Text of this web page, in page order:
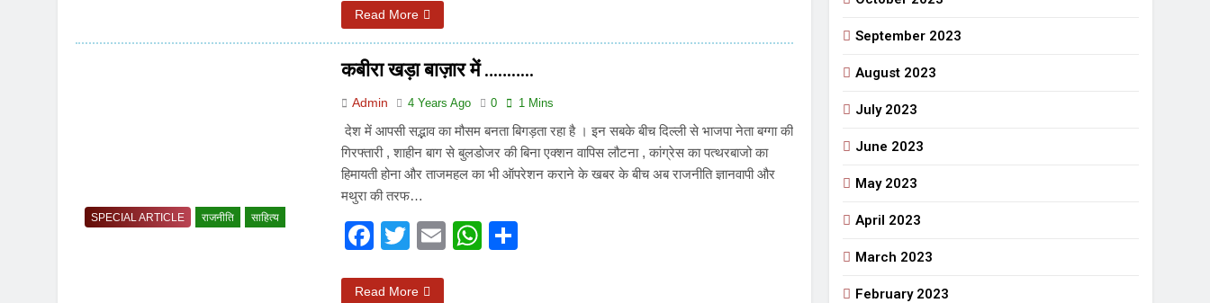
Read More
SPECIAL ARTICLE राजनीति साहित्य
कबीरा खड़ा बाज़ार में ………..
Admin 4 Years Ago 0 1 Mins
देश में आपसी सद्भाव का मौसम बनता बिगड़ता रहा है । इन सबके बीच दिल्ली से भाजपा नेता बग्गा की
गिरफ्तारी , शाहीन बाग से बुलडोजर की बिना एक्शन वापिस लौटना , कांग्रेस का पत्थरबाजो का
हिमायती होना और ताजमहल का भी ऑपरेशन कराने के खबर के बीच अब राजनीति ज्ञानवापी और
मथुरा की तरफ…
Facebook
Twitter
EmailWhatsApp
Read More
September 2023
August 2023
July 2023
June 2023
May 2023
April 2023
March 2023
February 2023